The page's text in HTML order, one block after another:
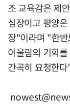
조 교육감은 제
심장이고 평양
장"이라며 "한반
어울림의 기회
간곡히 요청한